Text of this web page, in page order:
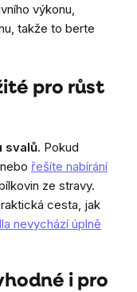
výkonu,
takže to berte
pro růst
svalů. Pokud
řešíte nabírání
ze stravy.
cesta, jak
nevychází úplně
i pro